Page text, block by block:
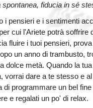
fiducia in sé
i pensieri e i sentimenti
cui l'Ariete potrà soffrire
fluire i tuoi pensieri,
un anno di trambusto,
dolce metà. Quando la
vorrai dare a te stesso e
di programmare un bel
e regalati un po' di relax.